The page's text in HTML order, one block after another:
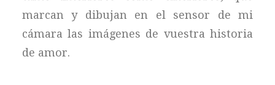
marcan y dibujan en el sensor de mi
cámara las imágenes de vuestra historia
de amor.